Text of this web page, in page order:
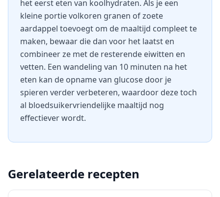
het eerst eten van koolhydraten. Als je een
kleine portie volkoren granen of zoete
aardappel toevoegt om de maaltijd compleet te
maken, bewaar die dan voor het laatst en
combineer ze met de resterende eiwitten en
vetten. Een wandeling van 10 minuten na het
eten kan de opname van glucose door je
spieren verder verbeteren, waardoor deze toch
al bloedsuikervriendelijke maaltijd nog
effectiever wordt.
Gerelateerde recepten